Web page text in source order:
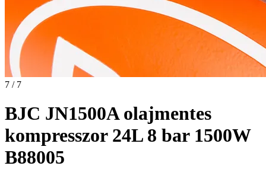
7 / 7
BJC JN1500A olajmentes
kompresszor 24L 8 bar 1500W
B88005